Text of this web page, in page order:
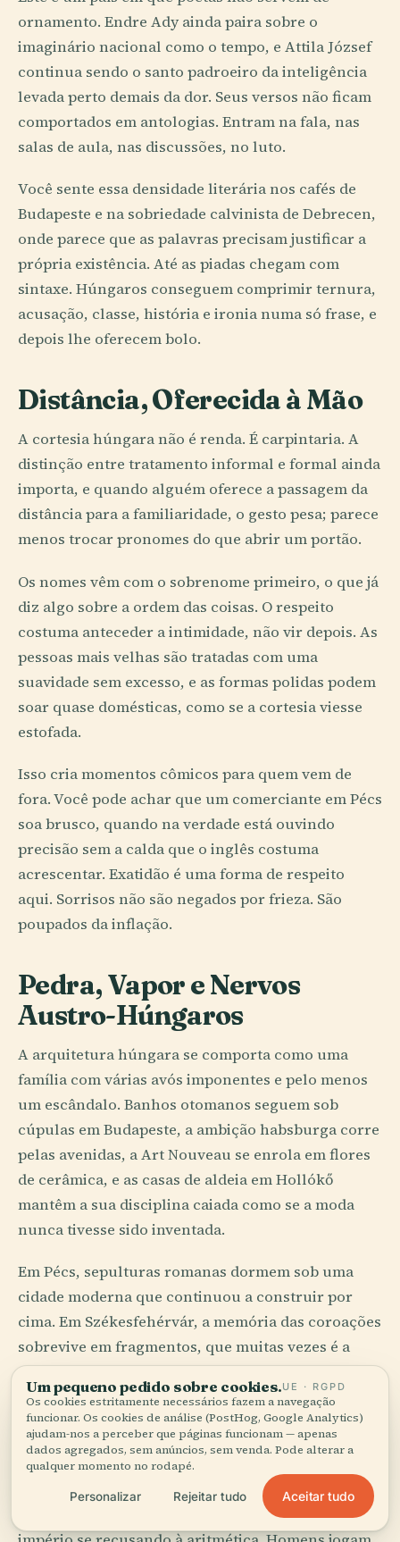
ornamento. Endre Ady ainda paira sobre o
imaginário nacional como o tempo, e Attila József
continua sendo o santo padroeiro da inteligência
levada perto demais da dor. Seus versos não ficam
comportados em antologias. Entram na fala, nas
salas de aula, nas discussões, no luto.
Você sente essa densidade literária nos cafés de
Budapeste e na sobriedade calvinista de Debrecen,
onde parece que as palavras precisam justificar a
própria existência. Até as piadas chegam com
sintaxe. Húngaros conseguem comprimir ternura,
acusação, classe, história e ironia numa só frase, e
depois lhe oferecem bolo.
Distância, Oferecida à Mão
A cortesia húngara não é renda. É carpintaria. A
distinção entre tratamento informal e formal ainda
importa, e quando alguém oferece a passagem da
distância para a familiaridade, o gesto pesa; parece
menos trocar pronomes do que abrir um portão.
Os nomes vêm com o sobrenome primeiro, o que já
diz algo sobre a ordem das coisas. O respeito
costuma anteceder a intimidade, não vir depois. As
pessoas mais velhas são tratadas com uma
suavidade sem excesso, e as formas polidas podem
soar quase domésticas, como se a cortesia viesse
estofada.
Isso cria momentos cômicos para quem vem de
fora. Você pode achar que um comerciante em Pécs
soa brusco, quando na verdade está ouvindo
precisão sem a calda que o inglês costuma
acrescentar. Exatidão é uma forma de respeito
aqui. Sorrisos não são negados por frieza. São
poupados da inflação.
Pedra, Vapor e Nervos
Austro-Húngaros
A arquitetura húngara se comporta como uma
família com várias avós imponentes e pelo menos
um escândalo. Banhos otomanos seguem sob
cúpulas em Budapeste, a ambição habsburga corre
pelas avenidas, a Art Nouveau se enrola em flores
de cerâmica, e as casas de aldeia em Hollókő
mantêm a sua disciplina caiada como se a moda
nunca tivesse sido inventada.
Em Pécs, sepulturas romanas dormem sob uma
cidade moderna que continuou a construir por
cima. Em Székesfehérvár, a memória das coroações
sobrevive em fragmentos, que muitas vezes é a
condição honesta da história. A Hungria não
oferece pureza de estilo. Oferece camadas,
pressão, revisão.
E depois vem o vapor. A casa de banhos talvez seja
o tipo de edifício mais revelador do país: meio
clube social, meio capela secular, meio velho
Um pequeno pedido sobre cookies.UE · RGPD
Os cookies estritamente necessários fazem a navegação
funcionar. Os cookies de análise (PostHog, Google Analytics)
ajudam-nos a perceber que páginas funcionam — apenas
dados agregados, sem anúncios, sem venda. Pode alterar a
qualquer momento no rodapé.
Personalizar Rejeitar tudo Aceitar tudo